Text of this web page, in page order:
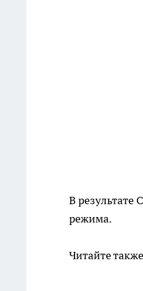
В результате
режима.
Читайте